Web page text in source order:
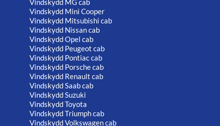
Vindskydd MG cab
Vindskydd Mini Cooper
Vindskydd Mitsubishi cab
Vindskydd Nissan cab
Vindskydd Opel cab
Vindskydd Peugeot cab
Vindskydd Pontiac cab
Vindskydd Porsche cab
Vindskydd Renault cab
Vindskydd Saab cab
Vindskydd Suzuki
Vindskydd Toyota
Vindskydd Triumph cab
Vindskydd Volkswagen cab